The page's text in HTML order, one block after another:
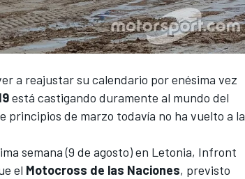
a reajustar su calendario por enésima vez
está castigando duramente al mundo del
principios de marzo todavía no ha vuelto a la
semana (9 de agosto) en Letonia, Infront
el Motocross de las Naciones, previsto